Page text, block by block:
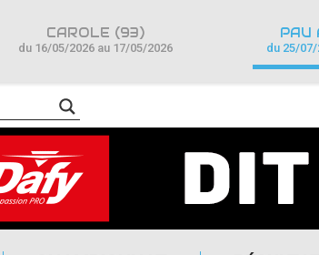
CAROLE (93)
du 16/05/2026 au 17/05/2026
PAU
du 25/